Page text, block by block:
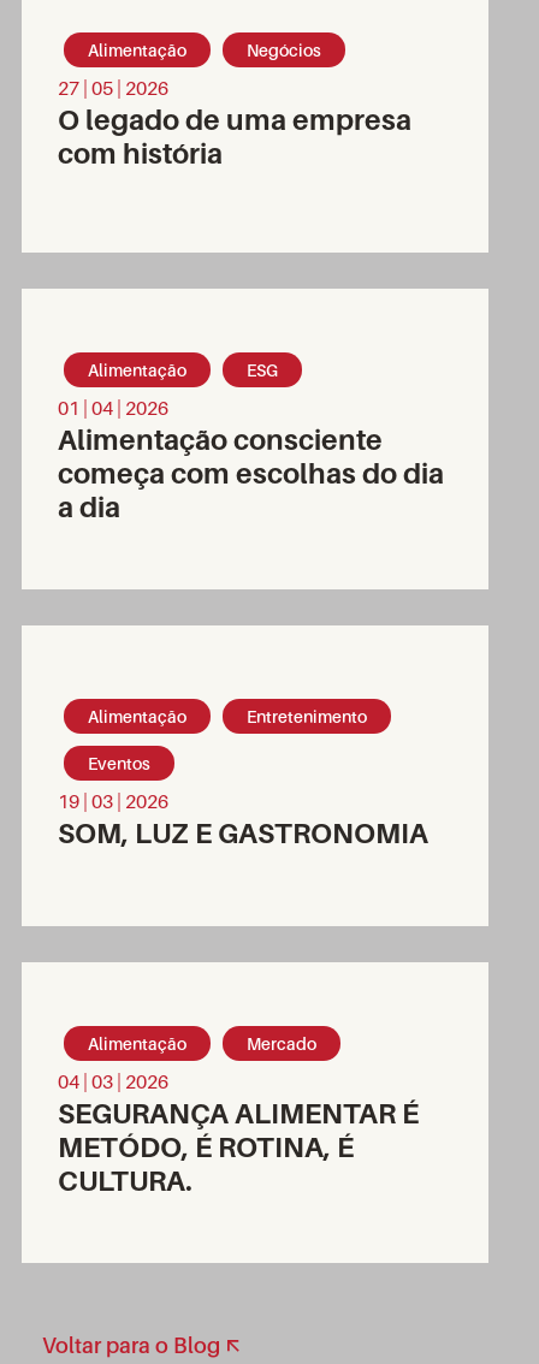
Alimentação Negócios
27 | 05 | 2026
O legado de uma empresa
com história
Alimentação ESG
01 | 04 | 2026
Alimentação consciente
começa com escolhas do dia
a dia
Alimentação Entretenimento
Eventos
19 | 03 | 2026
SOM, LUZ E GASTRONOMIA
Alimentação Mercado
04 | 03 | 2026
SEGURANÇA ALIMENTAR É
METÓDO, É ROTINA, É
CULTURA.
Voltar para o Blog